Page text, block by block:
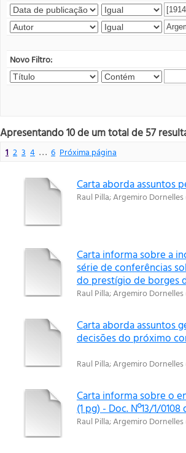
Novo Filtro:
Apresentando 10 de um total de 57
1 2 3 4 . . . 6 Próxima página
Carta aborda assuntos
Raul Pilla;Argemiro Dornelles
Carta informa sobre a
série de conferências
do prestígio de borges
Raul Pilla;Argemiro Dornelles
Carta aborda assuntos
decisões do próximo
Raul Pilla;Argemiro Dornelles
Carta informa sobre o
(1 pg) - Doc. Nº13/1/
Raul Pilla;Argemiro Dornelles